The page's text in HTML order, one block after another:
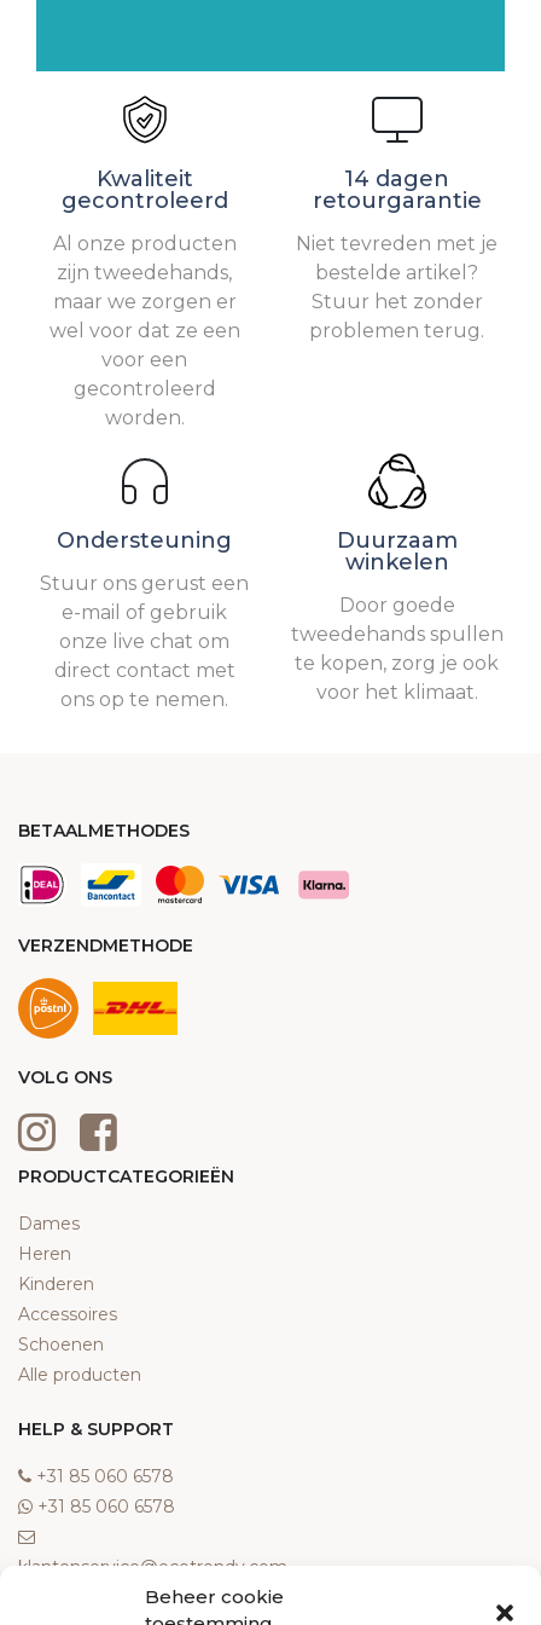
Beheer cookie
Kwaliteit
gecontroleerd
Al onze producten
zijn tweedehands,
maar we zorgen er
wel voor dat ze een
voor een
gecontroleerd
worden.
14 dagen
retourgarantie
Niet tevreden met je
bestelde artikel?
Stuur het zonder
problemen terug.
Ondersteuning
Stuur ons gerust een
e-mail of gebruik
onze live chat om
direct contact met
ons op te nemen.
Duurzaam
winkelen
Door goede
tweedehands spullen
te kopen, zorg je ook
voor het klimaat.
BETAALMETHODES
VERZENDMETHODE
VOLG ONS
PRODUCTCATEGORIEËN
Dames
Heren
Kinderen
Accessoires
Schoenen
Alle producten
HELP & SUPPORT
‎+31 85 060 6578
‎+31 85 060 6578
klantenservice@ecotrendy.com